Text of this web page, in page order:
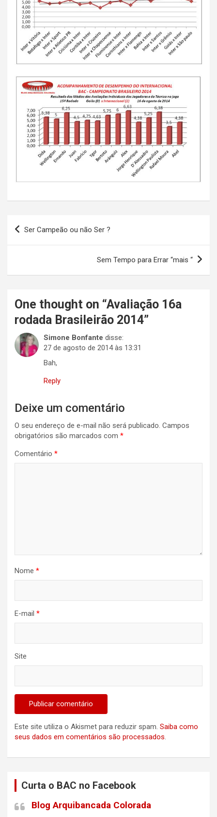
Navegação
de
Ser Campeão ou não Ser ?
Sem Tempo para Errar “mais “
One thought on “Avaliação 16a
rodada Brasileirão 2014”
Simone Bonfante disse:
27 de agosto de 2014 às 13:31
Bah,
Reply
Deixe um comentário
O seu endereço de e-mail não será publicado. Campos
obrigatórios são marcados com *
Comentário *
Nome *
E-mail *
Site
Este site utiliza o Akismet para reduzir spam. Saiba como
seus dados em comentários são processados
Curta o BAC no Facebook
Blog Arquibancada Colorada